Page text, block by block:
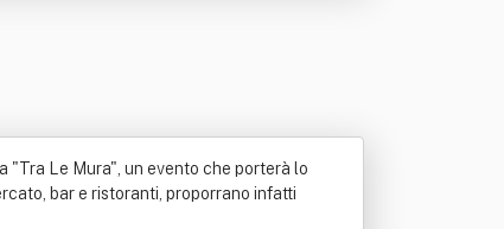
"Tra Le Mura", un evento che porterà lo
bar e ristoranti, proporrano infatti